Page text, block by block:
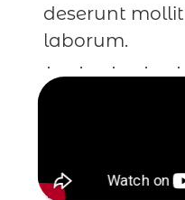
deserunt
laborum.